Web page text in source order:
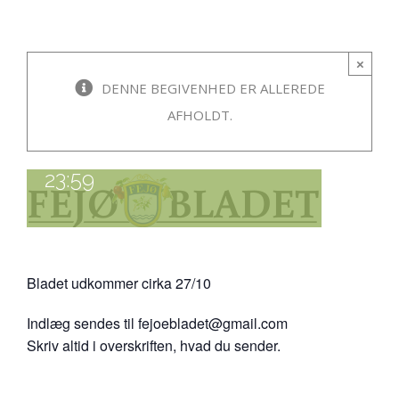
×
DENNE BEGIVENHED ER ALLEREDE
AFHOLDT.
Fejøbladet nr. 7
14. oktober 2024 kl. 21:00-
23:59
Bladet udkommer cirka 27/10
Indlæg sendes til fejoebladet@gmail.com
Skriv altid i overskriften, hvad du sender.